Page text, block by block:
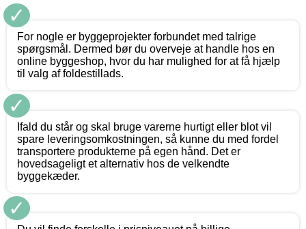
✓
For nogle er byggeprojekter forbundet med talrige
spørgsmål. Dermed bør du overveje at handle hos en
online byggeshop, hvor du har mulighed for at få hjælp
til valg af foldestillads.
✓
Ifald du står og skal bruge varerne hurtigt eller blot vil
spare leveringsomkostningen, så kunne du med fordel
transportere produkterne på egen hånd. Det er
hovedsageligt et alternativ hos de velkendte
byggekæder.
✓